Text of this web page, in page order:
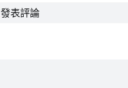
發表評論